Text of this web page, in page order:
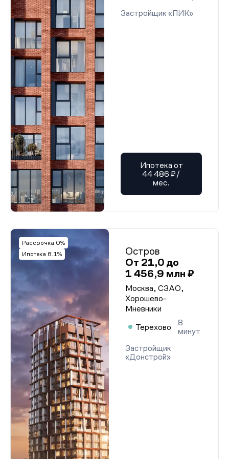
Застройщик «ПИК»
Ипотека от
44 486 ₽/
мес.
Рассрочка 0%
Ипотека 8.1%
Остров
От 21,0 до
1 456,9 млн ₽
Москва, СЗАО,
Хорошево-
Мневники
Терехово
8
минут
Застройщик
«Донстрой»